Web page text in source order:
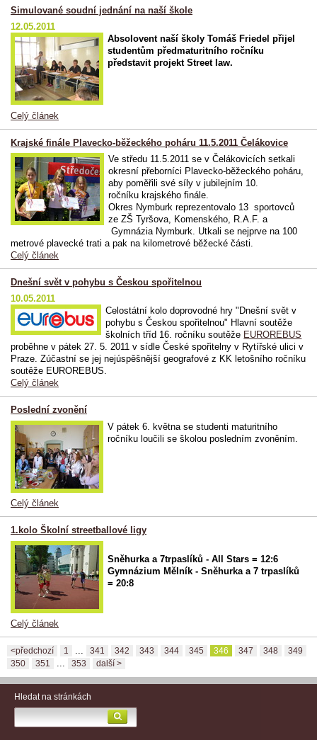
Simulované soudní jednání na naší škole
12.05.2011
Absolovent naší školy Tomáš Friedel přijel
studentům předmaturitního ročníku
představit projekt Street law.
Celý článek
Krajské finále Plavecko-běžeckého poháru 11.5.2011 Čelákovice
Ve středu 11.5.2011 se v Čelákovicích setkali
okresní přeborníci Plavecko-běžeckého poháru,
aby poměřili své síly v jubilejním 10.
ročníku krajského finále.
Okres Nymburk reprezentovalo 13 sportovců
ze ZŠ Tyršova, Komenského, R.A.F. a
Gymnázia Nymburk. Utkali se nejprve na 100
metrové plavecké trati a pak na kilometrové běžecké části.
Celý článek
Dnešní svět v pohybu s Českou spořitelnou
10.05.2011
Celostátní kolo doprovodné hry "Dnešní svět v
pohybu s Českou spořitelnou" Hlavní soutěže
školních tříd 16. ročníku soutěže EUROREBUS
proběhne v pátek 27. 5. 2011 v sídle České spořitelny v Rytířské ulici v
Praze. Zúčastní se jej nejúspěšnější geografové z KK letošního ročníku
soutěže EUROREBUS.
Celý článek
Poslední zvonění
V pátek 6. května se studenti maturitního
ročníku loučili se školou posledním zvoněním.
Celý článek
1.kolo Školní streetballové ligy
Sněhurka a 7trpaslíků - All Stars = 12:6
Gymnázium Mělník - Sněhurka a 7 trpaslíků
= 20:8
Celý článek
<předchozí 1 ... 341 342 343 344 345 346 347 348
349
350
351 ... 353 další >
Hledat na stránkách